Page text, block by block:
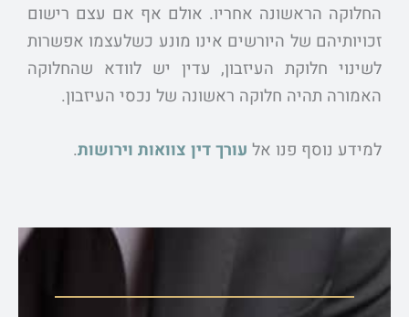
החלוקה הראשונה אחריו. אולם אף אם עצם רישום
זכויותיהם של היורשים אינו מונע כשלעצמו אפשרות
לשינוי חלוקת העיזבון, עדין יש לוודא שהחלוקה
האמורה תהיה חלוקה ראשונה של נכסי העיזבון.
למידע נוסף פנו אל עורך דין צוואות וירושות.